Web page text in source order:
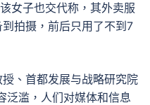
女子也交代称，其外卖服
拍摄，前后只用了不到7
、首都发展与战略研究院
泛滥，人们对媒体和信息